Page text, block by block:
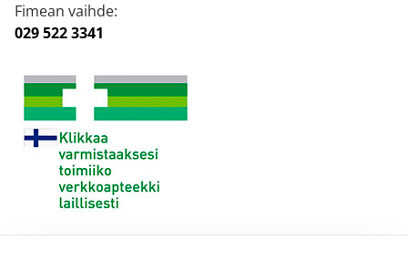
Fimean vaihde:
029 522 3341